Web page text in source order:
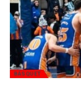
BÁSQUET